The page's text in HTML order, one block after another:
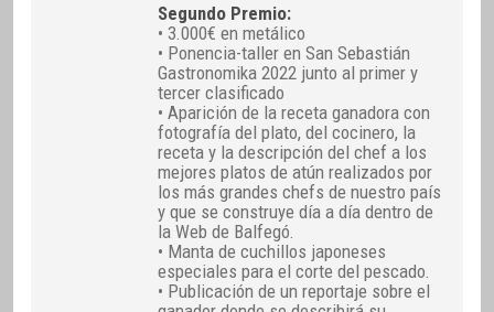
Segundo Premio:
• 3.000€ en metálico
• Ponencia-taller en San Sebastián
Gastronomika 2022 junto al primer y
tercer clasificado
• Aparición de la receta ganadora con
fotografía del plato, del cocinero, la
receta y la descripción del chef a los
mejores platos de atún realizados por
los más grandes chefs de nuestro país
y que se construye día a día dentro de
la Web de Balfegó.
• Manta de cuchillos japoneses
especiales para el corte del pescado.
• Publicación de un reportaje sobre el